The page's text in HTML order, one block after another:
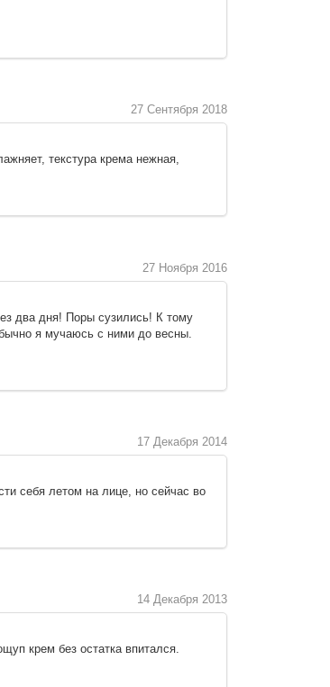
27 Сентября 2018
текстура крема нежная,
27 Ноября 2016
два дня! Поры сузились! К тому
я мучаюсь с ними до весны.
17 Декабря 2014
себя летом на лице, но сейчас во
14 Декабря 2013
крем без остатка впитался.